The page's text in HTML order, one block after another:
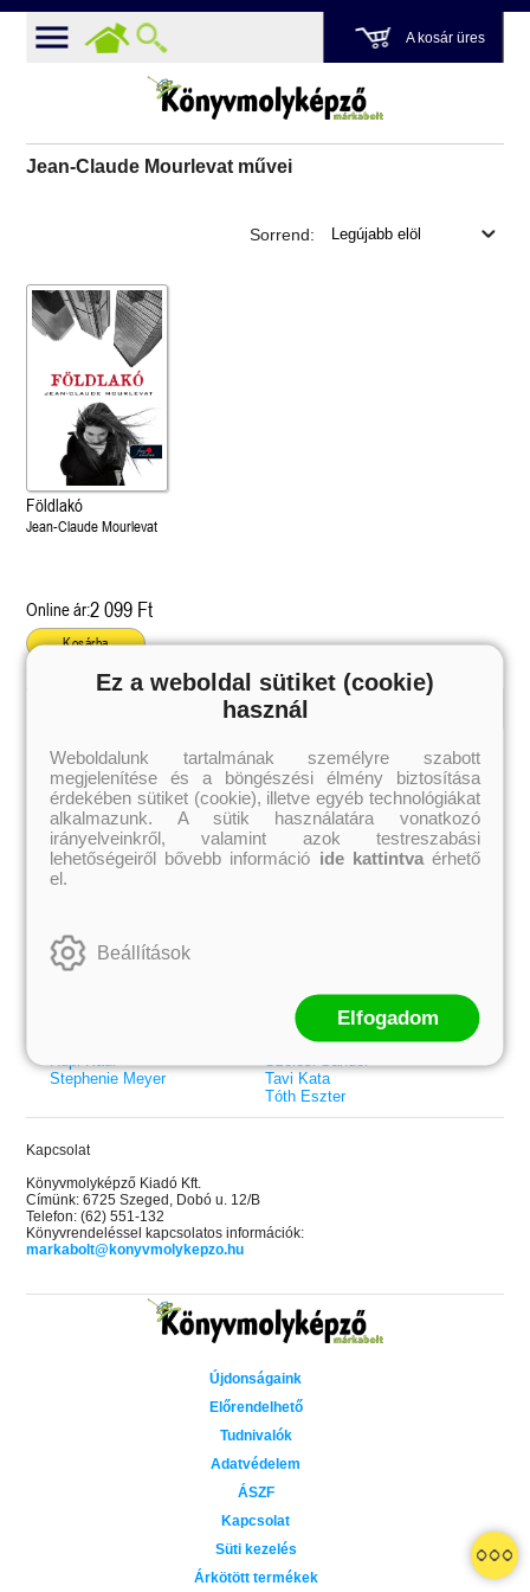
A kosár üres
Jean-Claude Mourlevat művei
Grace and Glory - Kegyelem és
dicsőség (Az Előhírnök-trilógia
Különleges éldekorált kiadás!
Bad Girl Reputation
lány (Avalon Bay 2.)
Elle Kennedy
Sorrend:
Földlakó
Jean-Claude Mourlevat
Online ár:2 099 Ft
Kosárba
Külföldiek
Brigid Kemmerer
Cassandra Clare
Colleen Hoover
Elle Kennedy
Erin Watt
Holly Webb
Jenny Han
Leigh Bardugo
Maggie Stiefvater
Rupi Kaur
Stephenie Meyer
Magyarok
Ashley Carrigan
Benina
Bessenyei Gábor
Bodor Attila
Böszörményi Gyula
Rácz-Stefán Tibor
Róbert Katalin
Spirit Bliss
Szélesi Sándor
Tavi Kata
Tóth Eszter
Kapcsolat
Könyvmolyképző Kiadó Kft.
Címünk: 6725 Szeged, Dobó u. 12/B
Telefon: (62) 551-132
Könyvrendeléssel kapcsolatos információk:
markabolt@konyvmolykepzo.hu
Újdonságaink
Előrendelhető
Tudnivalók
Adatvédelem
ÁSZF
Kapcsolat
Süti kezelés
Árkötött termékek
Ez a weboldal sütiket (cookie)
használ
Weboldalunk tartalmának személyre szabott
megjelenítése és a böngészési élmény biztosítása
érdekében sütiket (cookie), illetve egyéb technológiákat
alkalmazunk. A sütik használatára vonatkozó
irányelveinkről, valamint azok testreszabási
lehetőségeiről bővebb információ ide kattintvaérhető
el.
Beállítások
Elfogadom